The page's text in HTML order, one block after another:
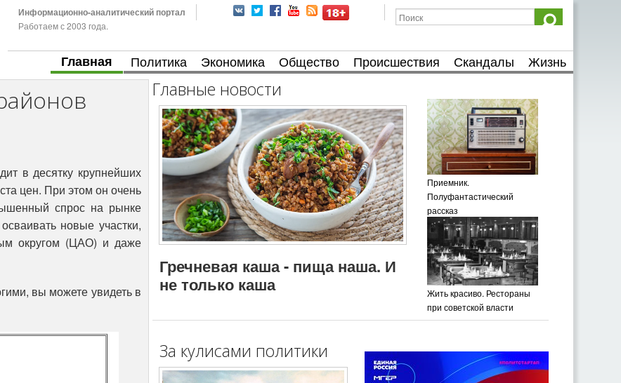
Информационно-аналитический портал
Работаем с 2003 года.
Главная Политика Экономика Общество Происшествия Скандалы Жизнь
в десятку крупнейших
цен. При этом он очень
спрос на рынке
новые участки,
округом (ЦАО) и даже
вы можете увидеть в
Главные новости
Гречневая каша - пища наша. И
не только каша
Приемник.
Полуфантастический
рассказ
Жить красиво. Рестораны
при советской власти
За кулисами политики